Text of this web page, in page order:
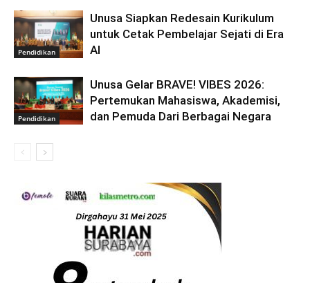
Pendidikan
Unusa Siapkan Redesain Kurikulum
untuk Cetak Pembelajar Sejati di Era
AI
Pendidikan
Unusa Gelar BRAVE! VIBES 2026:
Pertemukan Mahasiswa, Akademisi,
dan Pemuda Dari Berbagai Negara